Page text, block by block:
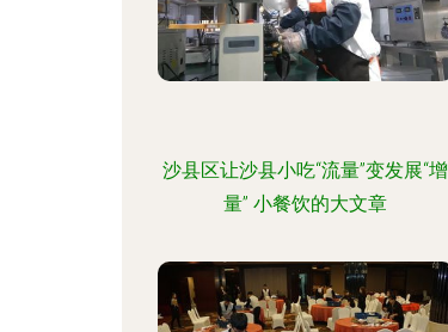
沙县区让沙县小吃“流量”变发展“增
量” 小餐饮的大文章